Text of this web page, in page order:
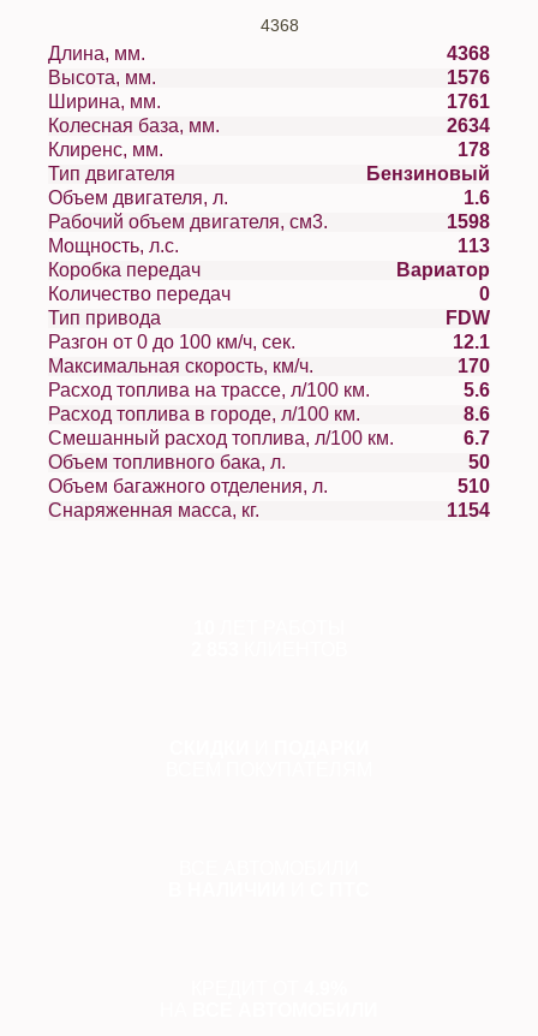
4368
Длина, мм.
4368
Высота, мм.
1576
Ширина, мм.
1761
Колесная база, мм.
2634
Клиренс, мм.
178
Тип двигателя
Бензиновый
Объем двигателя, л.
1.6
Рабочий объем двигателя, см3.
1598
Мощность, л.с.
113
Коробка передач
Вариатор
Количество передач
0
Тип привода
FDW
Разгон от 0 до 100 км/ч, сек.
12.1
Максимальная скорость, км/ч.
170
Расход топлива на трассе, л/100 км.
5.6
Расход топлива в городе, л/100 км.
8.6
Смешанный расход топлива, л/100 км.
6.7
Объем топливного бака, л.
50
Объем багажного отделения, л.
510
Снаряженная масса, кг.
1154